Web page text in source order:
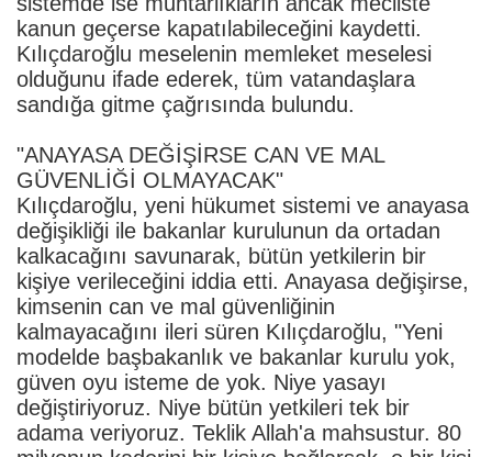
kanun geçerse kapatılabileceğini kaydetti.
Kılıçdaroğlu meselenin memleket meselesi
olduğunu ifade ederek, tüm vatandaşlara
sandığa gitme çağrısında bulundu.
"ANAYASA DEĞİŞİRSE CAN VE MAL
GÜVENLİĞİ OLMAYACAK"
Kılıçdaroğlu, yeni hükumet sistemi ve anayasa
değişikliği ile bakanlar kurulunun da ortadan
kalkacağını savunarak, bütün yetkilerin bir
kişiye verileceğini iddia etti. Anayasa değişirse,
kimsenin can ve mal güvenliğinin
kalmayacağını ileri süren Kılıçdaroğlu, "Yeni
modelde başbakanlık ve bakanlar kurulu yok,
güven oyu isteme de yok. Niye yasayı
değiştiriyoruz. Niye bütün yetkileri tek bir
adama veriyoruz. Teklik Allah'a mahsustur. 80